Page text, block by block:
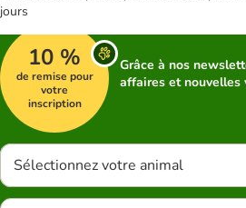
jours
10 %
de remise pour
votre
inscription
Grâce à nos
affaires et nouvelles
Sélectionnez votre animal